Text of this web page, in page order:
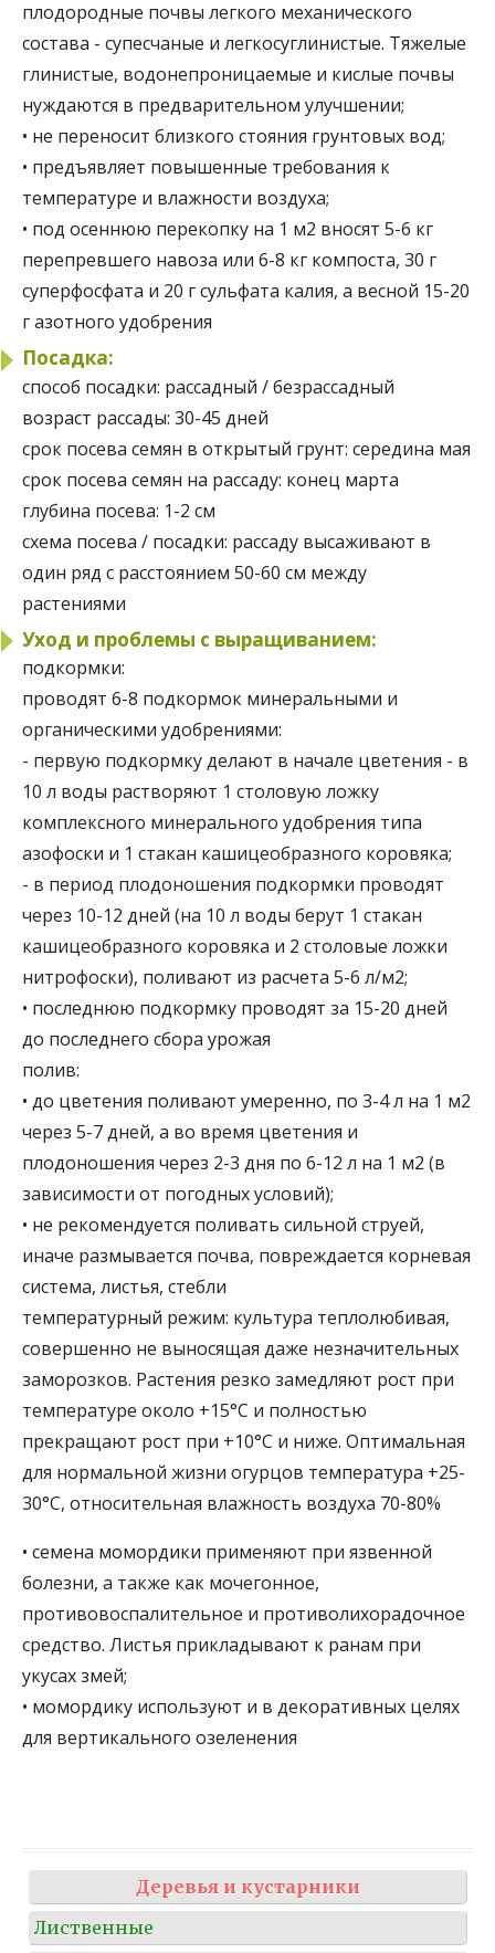
плодородные почвы легкого механического
состава - супесчаные и легкосуглинистые. Тяжелые
глинистые, водонепроницаемые и кислые почвы
нуждаются в предварительном улучшении;
• не переносит близкого стояния грунтовых вод;
• предъявляет повышенные требования к
температуре и влажности воздуха;
• под осеннюю перекопку на 1 м2 вносят 5-6 кг
перепревшего навоза или 6-8 кг компоста, 30 г
суперфосфата и 20 г сульфата калия, а весной 15-20
г азотного удобрения
Посадка:
способ посадки: рассадный / безрассадный
возраст рассады: 30-45 дней
срок посева семян в открытый грунт: середина мая
срок посева семян на рассаду: конец марта
глубина посева: 1-2 см
схема посева / посадки: рассаду высаживают в
один ряд с расстоянием 50-60 см между
растениями
Уход и проблемы с выращиванием:
подкормки:
проводят 6-8 подкормок минеральными и
органическими удобрениями:
- первую подкормку делают в начале цветения - в
10 л воды растворяют 1 столовую ложку
комплексного минерального удобрения типа
азофоски и 1 стакан кашицеобразного коровяка;
- в период плодоношения подкормки проводят
через 10-12 дней (на 10 л воды берут 1 стакан
кашицеобразного коровяка и 2 столовые ложки
нитрофоски), поливают из расчета 5-6 л/м2;
• последнюю подкормку проводят за 15-20 дней
до последнего сбора урожая
полив:
• до цветения поливают умеренно, по 3-4 л на 1 м2
через 5-7 дней, а во время цветения и
плодоношения через 2-3 дня по 6-12 л на 1 м2 (в
зависимости от погодных условий);
• не рекомендуется поливать сильной струей,
иначе размывается почва, повреждается корневая
система, листья, стебли
температурный режим: культура теплолюбивая,
совершенно не выносящая даже незначительных
заморозков. Растения резко замедляют рост при
температуре около +15°С и полностью
прекращают рост при +10°С и ниже. Оптимальная
для нормальной жизни огурцов температура +25-
30°С, относительная влажность воздуха 70-80%
• семена момордики применяют при язвенной
болезни, а также как мочегонное,
противовоспалительное и противолихорадочное
средство. Листья прикладывают к ранам при
укусах змей;
• момордику используют и в декоративных целях
для вертикального озеленения
Деревья и кустарники
Лиственные